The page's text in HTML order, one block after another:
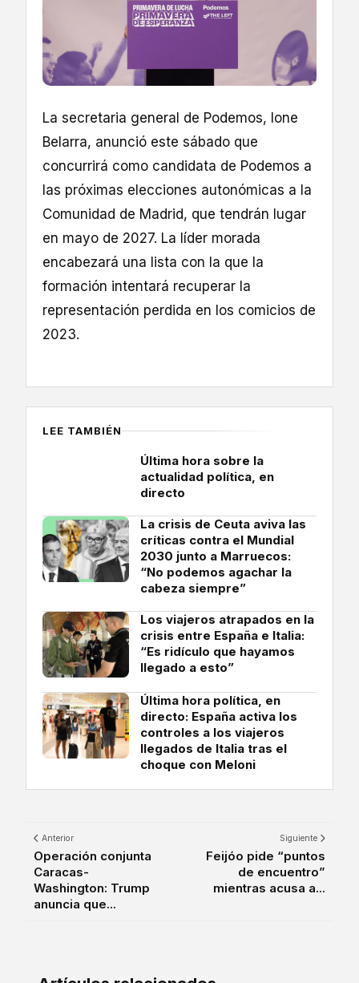
La secretaria general de Podemos, Ione
Belarra, anunció este sábado que
concurrirá como candidata de Podemos a
las próximas elecciones autonómicas a la
Comunidad de Madrid, que tendrán lugar
en mayo de 2027. La líder morada
encabezará una lista con la que la
formación intentará recuperar la
representación perdida en los comicios de
2023.
LEE TAMBIÉN
Última hora sobre la
actualidad política, en
directo
La crisis de Ceuta aviva las
críticas contra el Mundial
2030 junto a Marruecos:
“No podemos agachar la
cabeza siempre”
Los viajeros atrapados en la
crisis entre España e Italia:
“Es ridículo que hayamos
llegado a esto”
Última hora política, en
directo: España activa los
controles a los viajeros
llegados de Italia tras el
choque con Meloni
Anterior
Operación conjunta
Caracas-
Washington: Trump
anuncia que...
Siguiente
Feijóo pide “puntos
de encuentro”
mientras acusa a...